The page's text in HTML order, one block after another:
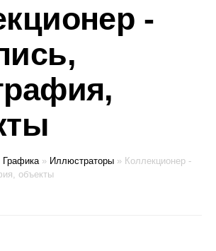
-
Графика» Иллюстраторы » Коллекционер -
объекты